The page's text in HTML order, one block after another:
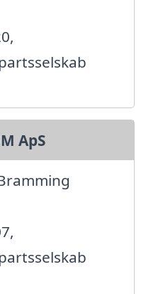
ApS